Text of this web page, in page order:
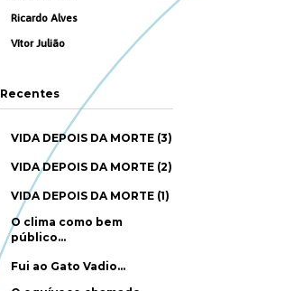
Ricardo Alves
Vítor Julião
Recentes
VIDA DEPOIS DA MORTE (3)
VIDA DEPOIS DA MORTE (2)
VIDA DEPOIS DA MORTE (1)
O clima como bem
público…
Fui ao Gato Vadio…